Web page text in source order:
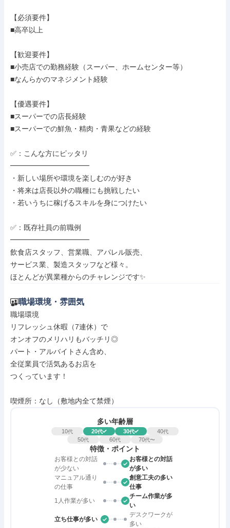
【必須要件】
■高卒以上
【歓迎要件】
■小売店での勤務経験（スーパー、ホームセンター等）
■なんらかのマネジメント経験
【優遇要件】
■スーパーでの店長経験
■スーパーでの鮮魚・精肉・青果などの経験
✅：こんな方にピッタリ
━━━━━━━━━━━
・新しい場所や環境を楽しむのが好き
・将来は店長以外の職種にも挑戦したい
・若いうちに稼げるスキルを身につけたい
✅：既存社員の前職例
━━━━━━━━━━━
飲食店スタッフ、営業職、アパレル販売、
サービス業、製造スタッフなど様々。
ほとんどが異業種からのチャレンジです✨
職場環境・雰囲気
職場環境
リフレッシュ休暇（7連休）で
オンオフのメリハリもバッチリ◎
パート・アルバイトさん含め、
全従業員で活気あるお店を
つくっています！
喫煙所：なし（敷地内全て禁煙）
多い年齢層
10代 20代 30代 40代
50代 60代 70代〜
特徴・ポイント
お客様との対話
が少ない
お客様との対話
が多い
マニュアル通り
の仕事
創意工夫の多い
仕事
1人作業が多い
チーム作業が多
い
立ち仕事が多い
デスクワークが
多い